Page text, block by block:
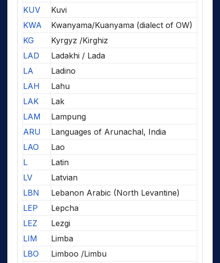
KUV
Kuvi
KWA
Kwanyama/Kuanyama (dialect of OW)
KG
Kyrgyz /Kirghiz
LAD
Ladakhi / Lada
LA
Ladino
LAH
Lahu
LAK
Lak
LAM
Lampung
ARU
Languages of Arunachal, India
LAO
Lao
L
Latin
LV
Latvian
LBN
Lebanon Arabic (North Levantine)
LEP
Lepcha
LEZ
Lezgi
LIM
Limba
LBO
Limboo /Limbu